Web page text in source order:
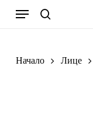
Меню
Начало Лице